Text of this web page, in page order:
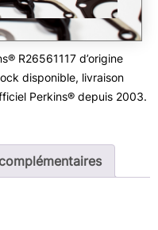
R26561117 d’origine
disponible, livraison
Perkins® depuis 2003.